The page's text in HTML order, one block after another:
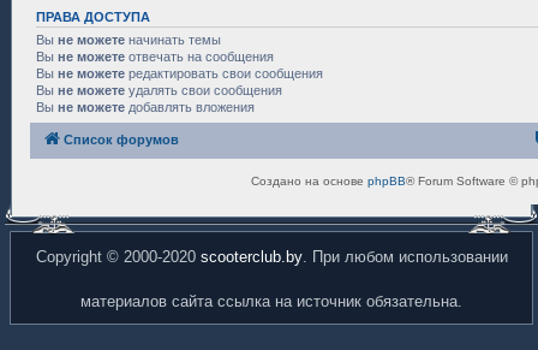
ПРАВА ДОСТУПА
Вы не можете начинать темы
Вы не можете отвечать на сообщения
Вы не можете редактировать свои сообщения
Вы не можете удалять свои сообщения
Вы не можете добавлять вложения
Список форумов
Создано на основе phpBB® Forum Software ©
Copyright © 2000-2020 scooterclub.by. При любом использовании
материалов сайта ссылка на источник обязательна.